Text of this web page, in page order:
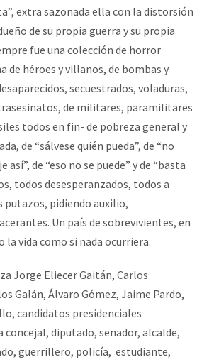
extra sazonada ella con la distorsión
de su propia guerra y su propia
fue una colección de horror
de héroes y villanos, de bombas y
secuestrados, voladuras,
de militares, paramilitares
todos en fin- de pobreza general y
de “sálvese quién pueda”, de “no
así”, de “eso no se puede” y de “basta
todos desesperanzados, todos a
putazos, pidiendo auxilio,
Un país de sobrevivientes, en
la vida como si nada ocurriera.
Jorge Eliecer Gaitán, Carlos
Galán, Álvaro Gómez, Jaime Pardo,
candidatos presidenciales
concejal, diputado, senador, alcalde,
guerrillero, policía, estudiante,